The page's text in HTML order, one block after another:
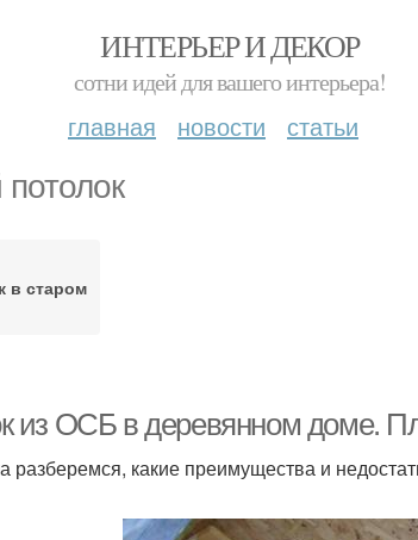
ИНТЕРЬЕР И ДЕКОР
сотни идей для вашего интерьера!
главная новости статьи
в старом
из ОСБ в деревянном доме.
разберемся, какие преимущества и